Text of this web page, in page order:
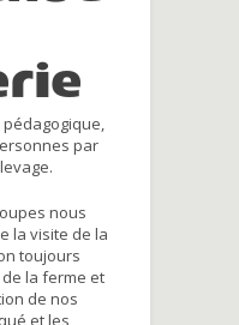
par
nous
la visite de la
toujours
la ferme et
de nos
et les